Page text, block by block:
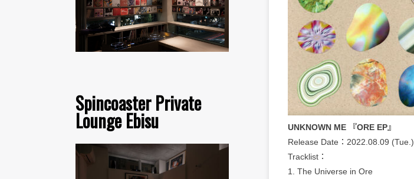
Spincoaster Private
Lounge Ebisu
UNKNOWN ME 『ORE EP』
Release Date：2022.08.09 (Tue.)
Tracklist：
1. The Universe in Ore